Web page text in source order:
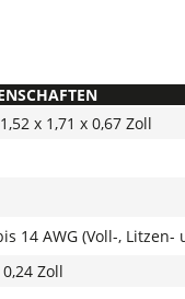
x 1,71 x 0,67 Zoll
14 AWG (Voll-,
Zoll